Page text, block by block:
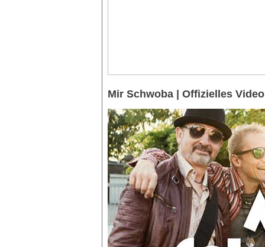
Mir Schwoba | Offizielles Video